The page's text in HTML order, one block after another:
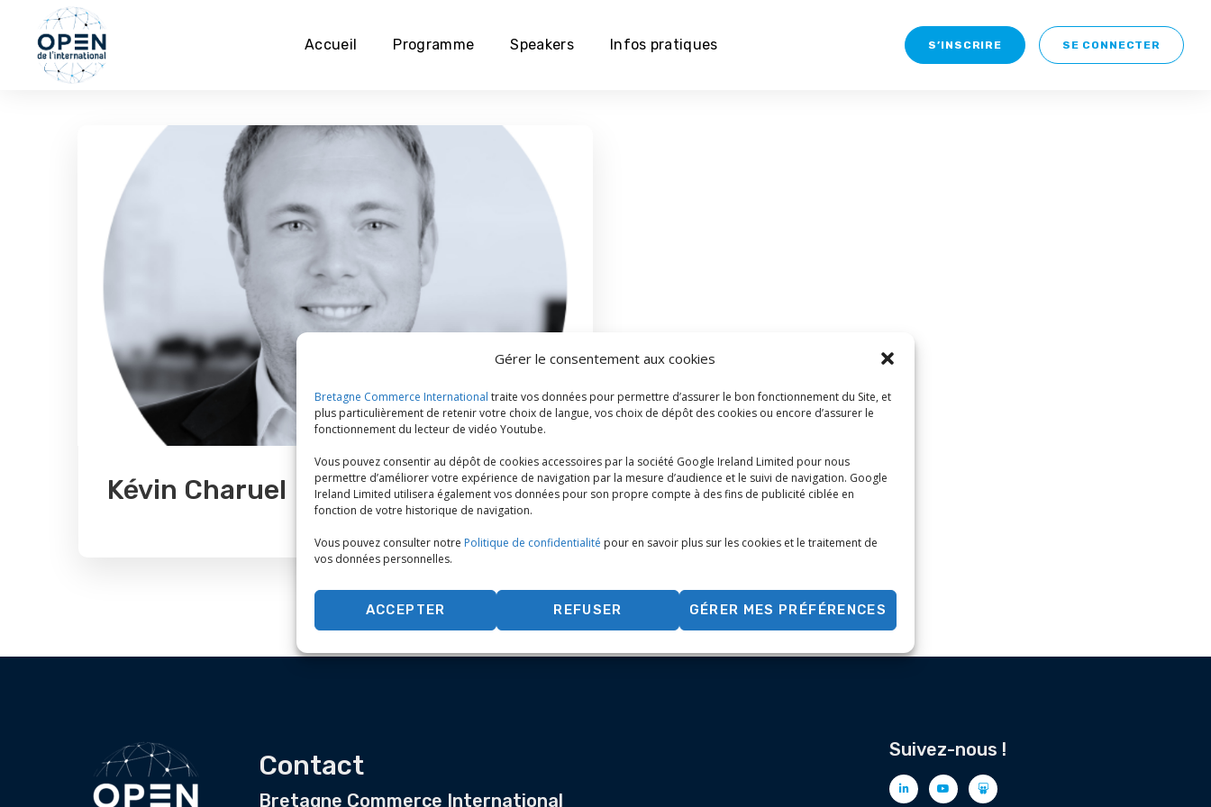
Gérer le consentement aux cookies
Bretagne Commerce International traite vos données pour permettre d’assurer le bon fonctionnement du Site, et
plus particulièrement de retenir votre choix de langue, vos choix de dépôt des cookies ou encore d’assurer le
fonctionnement du lecteur de vidéo Youtube.
Vous pouvez consentir au dépôt de cookies accessoires par la société Google Ireland Limited pour nous
permettre d’améliorer votre expérience de navigation par la mesure d’audience et le suivi de navigation. Google
Ireland Limited utilisera également vos données pour son propre compte à des fins de publicité ciblée en
fonction de votre historique de navigation.
Vous pouvez consulter notre Politique de confidentialité pour en savoir plus sur les cookies et le traitement de
vos données personnelles.
ACCEPTER REFUSER GÉRER MES PRÉFÉRENCES
Accueil Programme Speakers Infos pratiques S’INSCRIRE SE CONNECTER
Kévin Charuel
Contact
Bretagne Commerce International
Suivez-nous !